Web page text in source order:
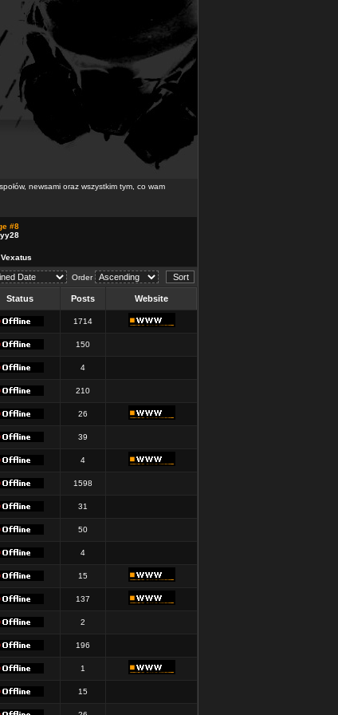
newsami oraz wszystkim tym, co wam
#8
yy28
Vexatus
Order
Status Posts Website
1714
150
4
210
26
39
4
1598
31
50
4
15
137
2
196
1
15